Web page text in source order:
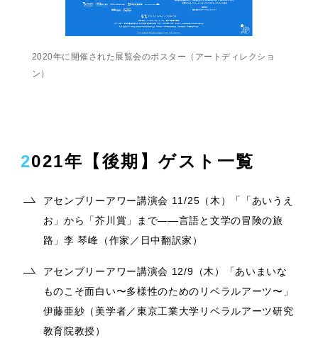
2020年に開催された展覧会のポスター（アートディレクショ
ン）
2021年【後期】ゲスト一覧
アセンブリーアワー講演会 11/25（木）「「あいうえ
お」から「芥川賞」まで——言語と文学の冒険の旅
路」李 琴峰（作家／日中翻訳家）
アセンブリーアワー講演会 12/9（木）「あいまいな
ものこそ面白い〜多様性のためのリベラルアーツ〜」
伊藤亜紗（美学者／東京工業大学リベラルアーツ研究
教育院教授）